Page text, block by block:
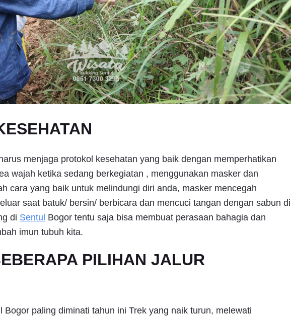
menjaga protokol kesehatan yang baik dengan memperhatikan
wajah ketika sedang berkegiatan , menggunakan masker dan
cara yang baik untuk melindungi diri anda, masker mencegah
saat batuk/ bersin/ berbicara dan mencuci tangan dengan sabun di
di Sentul Bogor tentu saja bisa membuat perasaan bahagia dan
imun tubuh kita.
PILIHAN JALUR
Bogor paling diminati tahun ini Trek yang naik turun, melewati